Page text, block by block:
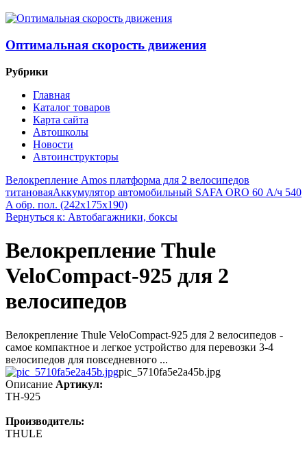
Оптимальная скорость движения
Рубрики
Главная
Каталог товаров
Карта сайта
Автошколы
Новости
Автоинструкторы
Велокрепление Amos платформа для 2 велосипедов
титановаяАккумулятор автомобильный SAFA ORO 60 А/ч 540
A обр. пол. (242x175x190)
Вернуться к: Автобагажники, боксы
Велокрепление Thule
VeloCompact-925 для 2
велосипедов
Велокрепление Thule VeloCompact-925 для 2 велосипедов -
самое компактное и легкое устройство для перевозки 3-4
велосипедов для повседневного ...
pic_5710fa5e2a45b.jpg
Описание Артикул:
TH-925
Производитель:
THULE